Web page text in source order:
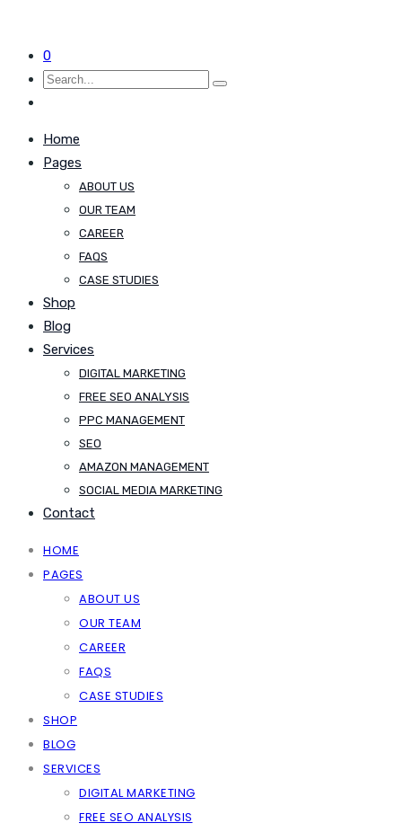
0
Home
Pages
ABOUT US
OUR TEAM
CAREER
FAQS
CASE STUDIES
Shop
Blog
Services
DIGITAL MARKETING
FREE SEO ANALYSIS
PPC MANAGEMENT
SEO
AMAZON MANAGEMENT
SOCIAL MEDIA MARKETING
Contact
HOME
PAGES
ABOUT US
OUR TEAM
CAREER
FAQS
CASE STUDIES
SHOP
BLOG
SERVICES
DIGITAL MARKETING
FREE SEO ANALYSIS